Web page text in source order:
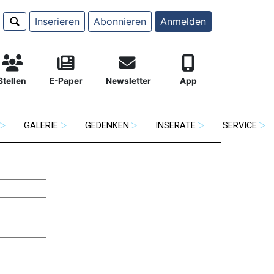
Inserieren Abonnieren Anmelden
E-Paper Newsletter App
GALERIE GEDENKEN INSERATE SERVICE